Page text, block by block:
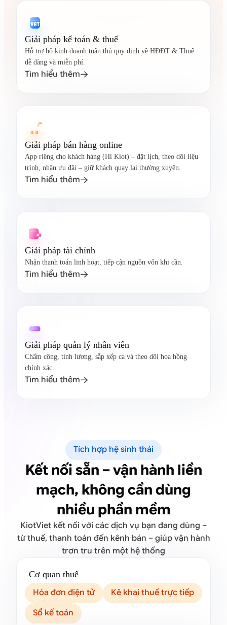
Giải pháp kế toán & thuế
Hỗ trợ hộ kinh doanh tuân thủ quy định về HĐĐT & Thuế
dễ dàng và miễn phí.
Tìm hiểu thêm
Giải pháp bán hàng online
App riêng cho khách hàng (Hi Kiot) – đặt lịch, theo dõi liệu
trình, nhận ưu đãi – giữ khách quay lại thường xuyên.
Tìm hiểu thêm
Giải pháp tài chính
Nhận thanh toán linh hoạt, tiếp cận nguồn vốn khi cần.
Tìm hiểu thêm
Giải pháp quản lý nhân viên
Chấm công, tính lương, sắp xếp ca và theo dõi hoa hồng
chính xác.
Tìm hiểu thêm
Tích hợp hệ sinh thái
Kết nối sẵn – vận hành liền
mạch, không cần dùng
nhiều phần mềm
KiotViet kết nối với các dịch vụ bạn đang dùng –
từ thuế, thanh toán đến kênh bán – giúp vận hành
trơn tru trên một hệ thống
Cơ quan thuế
Hóa đơn điện tử
Kê khai thuế trực tiếp
Sổ kế toán